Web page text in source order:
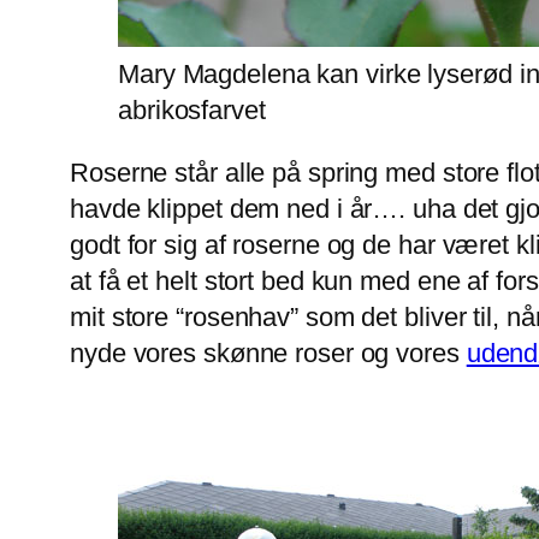
Mary Magdelena kan virke lyserød
abrikosfarvet
Roserne står alle på spring med store
havde klippet dem ned i år…. uha det
godt for sig af roserne og de har været
at få et helt stort bed kun med ene af
mit store “rosenhav” som det bliver til,
nyde vores skønne roser og vores